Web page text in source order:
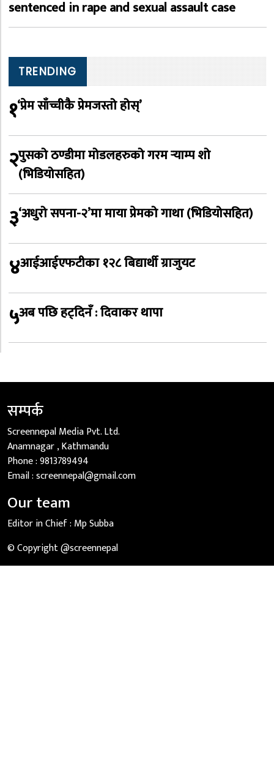
sentenced in rape and sexual assault case
TRENDING
१‘प्रेम साँच्चीकै प्रेमजस्तो होस्’
२पुसको ठण्डीमा मोडलहरुको गरम र्‍याम्प शो
(भिडियोसहित)
३‘अधुरो सपना-२’मा माया प्रेमको गाथा (भिडियोसहित)
४आईआईएफटीका १२८ बिद्यार्थी ग्राजुयट
५अब पछि हट्दिनँ : दिवाकर थापा
सम्पर्क
Screennepal Media Pvt. Ltd.
Anamnagar , Kathmandu
Phone :9813789494
Email :screennepal@gmail.com
Our team
Editor in Chief : Mp Subba
© Copyright @screennepal